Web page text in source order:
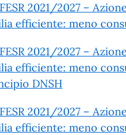
2021/2027 –
efficiente: meno
2021/2027 –
efficiente: meno
DNSH
2021/2027 –
efficiente: meno